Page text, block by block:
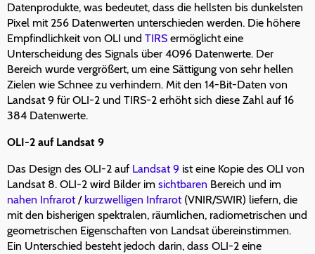
Datenprodukte, was bedeutet, dass die hellsten bis dunkelsten
Pixel mit 256 Datenwerten unterschieden werden. Die höhere
Empfindlichkeit von OLI und TIRS ermöglicht eine
Unterscheidung des Signals über 4096 Datenwerte. Der
Bereich wurde vergrößert, um eine Sättigung von sehr hellen
Zielen wie Schnee zu verhindern. Mit den 14-Bit-Daten von
Landsat 9 für OLI-2 und TIRS-2 erhöht sich diese Zahl auf 16
384 Datenwerte.
OLI-2 auf Landsat 9
Das Design des OLI-2 auf Landsat 9 ist eine Kopie des OLI von
Landsat 8. OLI-2 wird Bilder im sichtbaren Bereich und im
nahen Infrarot/ kurzwelligen Infrarot(VNIR/SWIR) liefern, die
mit den bisherigen spektralen, räumlichen, radiometrischen und
geometrischen Eigenschaften von Landsat übereinstimmen.
Ein Unterschied besteht jedoch darin, dass OLI-2 eine